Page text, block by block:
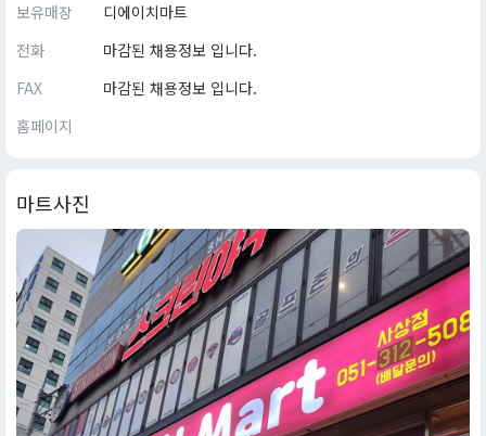
보유매장
디에이치마트
전화
마감된 채용정보 입니다.
FAX
마감된 채용정보 입니다.
홈페이지
마트사진